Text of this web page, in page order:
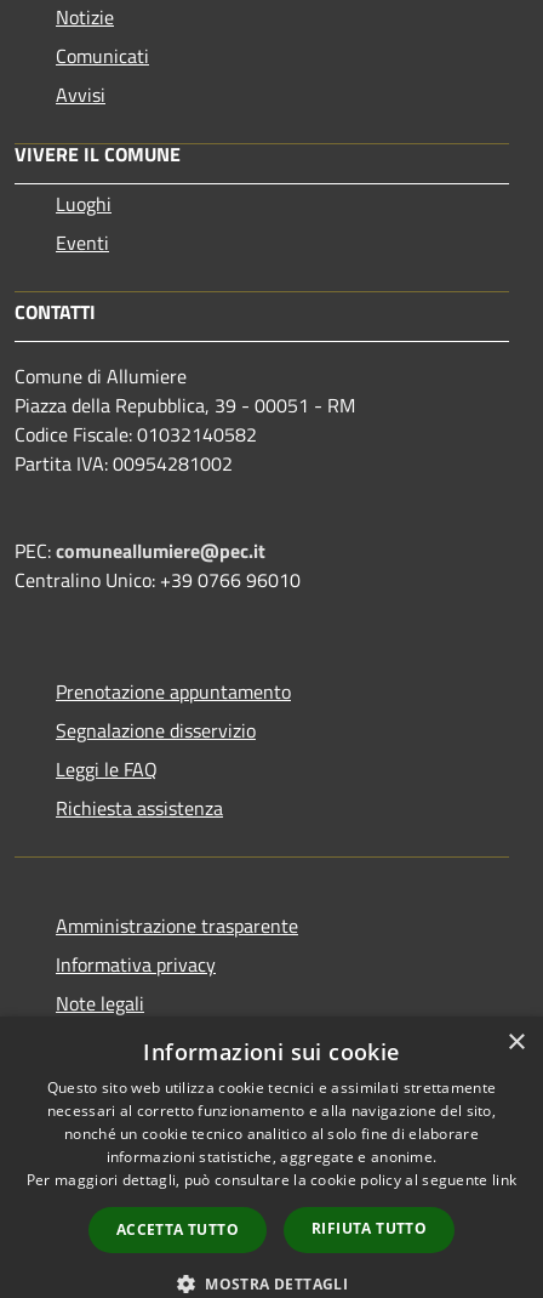
Notizie
Comunicati
Avvisi
VIVERE IL COMUNE
Luoghi
Eventi
CONTATTI
Comune di Allumiere
Piazza della Repubblica, 39 - 00051 - RM
Codice Fiscale: 01032140582
Partita IVA: 00954281002
PEC:comuneallumiere@pec.it
Centralino Unico: +39 0766 96010
Prenotazione appuntamento
Segnalazione disservizio
Leggi le FAQ
Richiesta assistenza
Amministrazione trasparente
Informativa privacy
Note legali
Dichiarazione di accessibilità
Accessibilità
Copyright © 2026 • Comune di
Allumiere • Powered by
Municipium•
Accesso
redazione
×
Informazioni sui cookie
Questo sito web utilizza cookie tecnici e assimilati strettamente
necessari al corretto funzionamento e alla navigazione del sito,
nonché un cookie tecnico analitico al solo fine di elaborare
informazioni statistiche, aggregate e anonime.
Per maggiori dettagli, può consultare la cookie policy al seguente link
ACCETTA TUTTO RIFIUTA TUTTO
MOSTRA DETTAGLI